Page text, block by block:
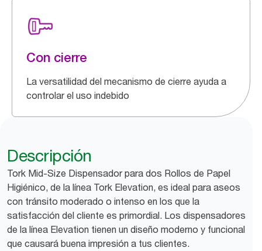
Con cierre
La versatilidad del mecanismo de cierre ayuda a
controlar el uso indebido
Descripción
Tork Mid-Size Dispensador para dos Rollos de Papel
Higiénico, de la línea Tork Elevation, es ideal para aseos
con tránsito moderado o intenso en los que la
satisfacción del cliente es primordial. Los dispensadores
de la línea Elevation tienen un diseño moderno y funcional
que causará buena impresión a tus clientes.